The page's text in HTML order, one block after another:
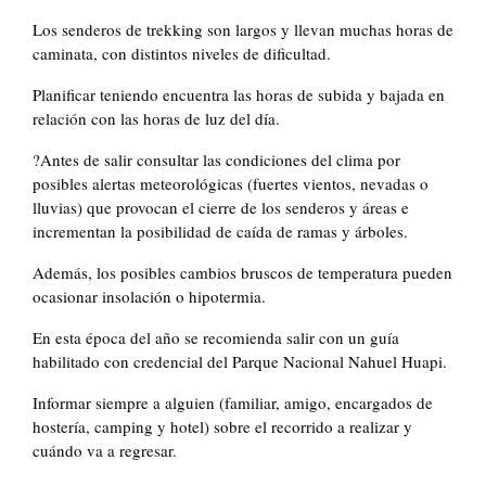
Los senderos de trekking son largos y llevan muchas horas de
caminata, con distintos niveles de dificultad.
Planificar teniendo encuentra las horas de subida y bajada en
relación con las horas de luz del día.
?Antes de salir consultar las condiciones del clima por
posibles alertas meteorológicas (fuertes vientos, nevadas o
lluvias) que provocan el cierre de los senderos y áreas e
incrementan la posibilidad de caída de ramas y árboles.
Además, los posibles cambios bruscos de temperatura pueden
ocasionar insolación o hipotermia.
En esta época del año se recomienda salir con un guía
habilitado con credencial del Parque Nacional Nahuel Huapi.
Informar siempre a alguien (familiar, amigo, encargados de
hostería, camping y hotel) sobre el recorrido a realizar y
cuándo va a regresar.